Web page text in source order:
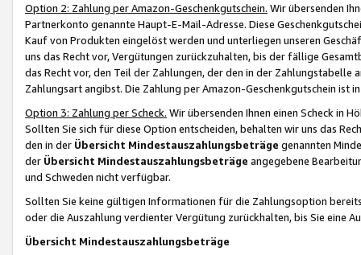
Option 2: Zahlung per Amazon-Geschenkgutschein. Wir übersenden
Partnerkonto genannte Haupt-E-Mail-Adresse. Diese
Kauf von Produkten eingelöst werden und unterliegen unseren
uns das Recht vor, Vergütungen zurückzuhalten, bis der fällige
das Recht vor, den Teil der Zahlungen, der den in der
Zahlungsart angibst. Die Zahlung per Amazon-Geschenkgutschein ist
Option 3: Zahlung per Scheck. Wir übersenden Ihnen einen Scheck in
Sollten Sie sich für diese Option entscheiden, behalten wir uns das
den in der Übersicht Mindestauszahlungsbeträge genannten
der Übersicht Mindestauszahlungsbeträge angegebene
und Schweden nicht verfügbar.
Sollten Sie keine gültigen Informationen für die Zahlungsoption
oder die Auszahlung verdienter Vergütung zurückhalten, bis Sie
Übersicht Mindestauszahlungsbeträge